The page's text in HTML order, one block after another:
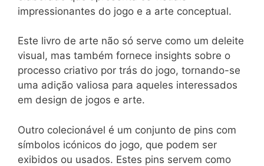
impressionantes do jogo e a arte conceptual.
Este livro de arte não só serve como um deleite
visual, mas também fornece insights sobre o
processo criativo por trás do jogo, tornando-se
uma adição valiosa para aqueles interessados
em design de jogos e arte.
Outro colecionável é um conjunto de pins com
símbolos icónicos do jogo, que podem ser
exibidos ou usados. Estes pins servem como